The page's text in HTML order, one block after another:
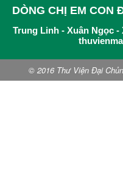
DÒNG CHỊ EM CON
Trung Linh - Xuân Ngọc
© 2016 Thư Viện Đại